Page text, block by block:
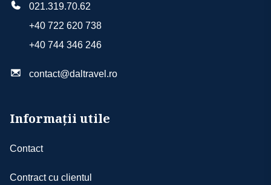
021.319.70.62
+40 722 620 738
+40 744 346 246
contact@daltravel.ro
Informații utile
Contact
Contract cu clientul